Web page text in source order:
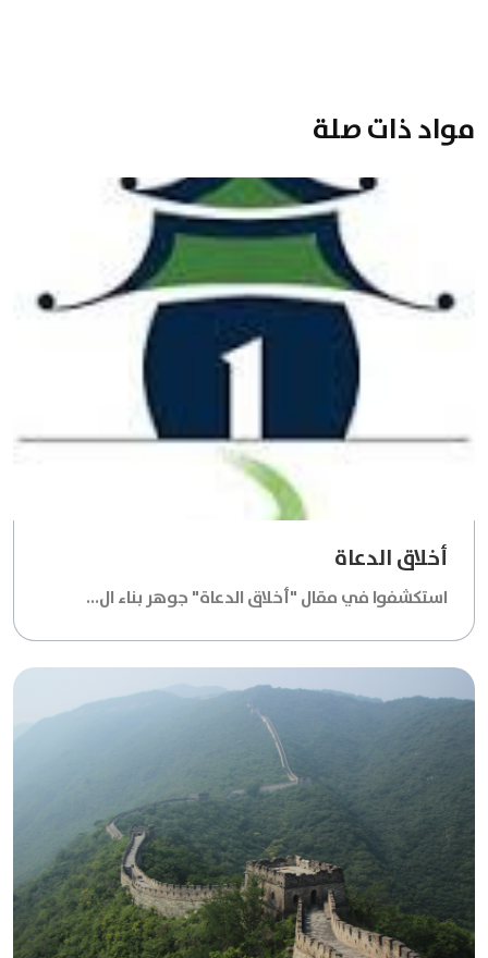
مواد ذات صلة
أخلاق الدعاة
استكشفوا في مقال "أخلاق الدعاة" جوهر بناء ال...